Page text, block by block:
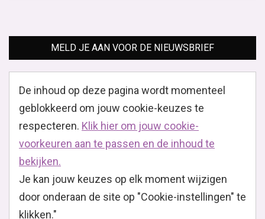
MELD JE AAN VOOR DE NIEUWSBRIEF
De inhoud op deze pagina wordt momenteel
geblokkeerd om jouw cookie-keuzes te
respecteren. Klik hier om jouw cookie-
voorkeuren aan te passen en de inhoud te
bekijken.
Je kan jouw keuzes op elk moment wijzigen
door onderaan de site op "Cookie-instellingen" te
klikken."